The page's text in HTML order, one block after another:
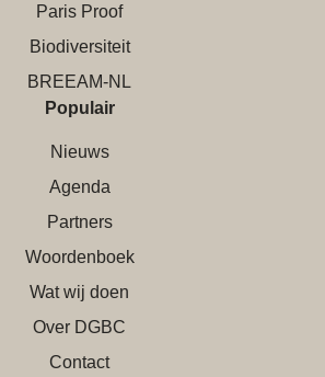
Paris Proof
Biodiversiteit
BREEAM-NL
Populair
Nieuws
Agenda
Partners
Woordenboek
Wat wij doen
Over DGBC
Contact